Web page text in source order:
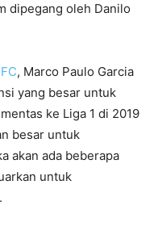
dipegang oleh Danilo
, Marco Paulo Garcia
yang besar untuk
ke Liga 1 di 2019
besar untuk
akan ada beberapa
untuk